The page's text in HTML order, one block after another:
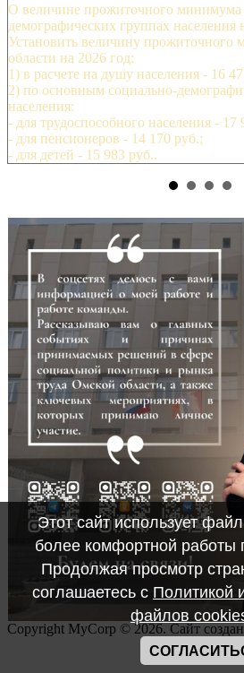
О величине прожиточного минимума
демографических группах населения
Установить величину
области на 2026 год:
1) в расчете на душу населения - 16
2) по основным социально-
населения:
- для трудоспособного населения - 17
- для пенсионеров - 14 170 руб.;
- для детей - 15 983 руб..
Copyright MyCorp © 2026. Сайт
Этот сайт использует
более комфортной работы
Продолжая просмотр
соглашаетесь с Политикой
файлов